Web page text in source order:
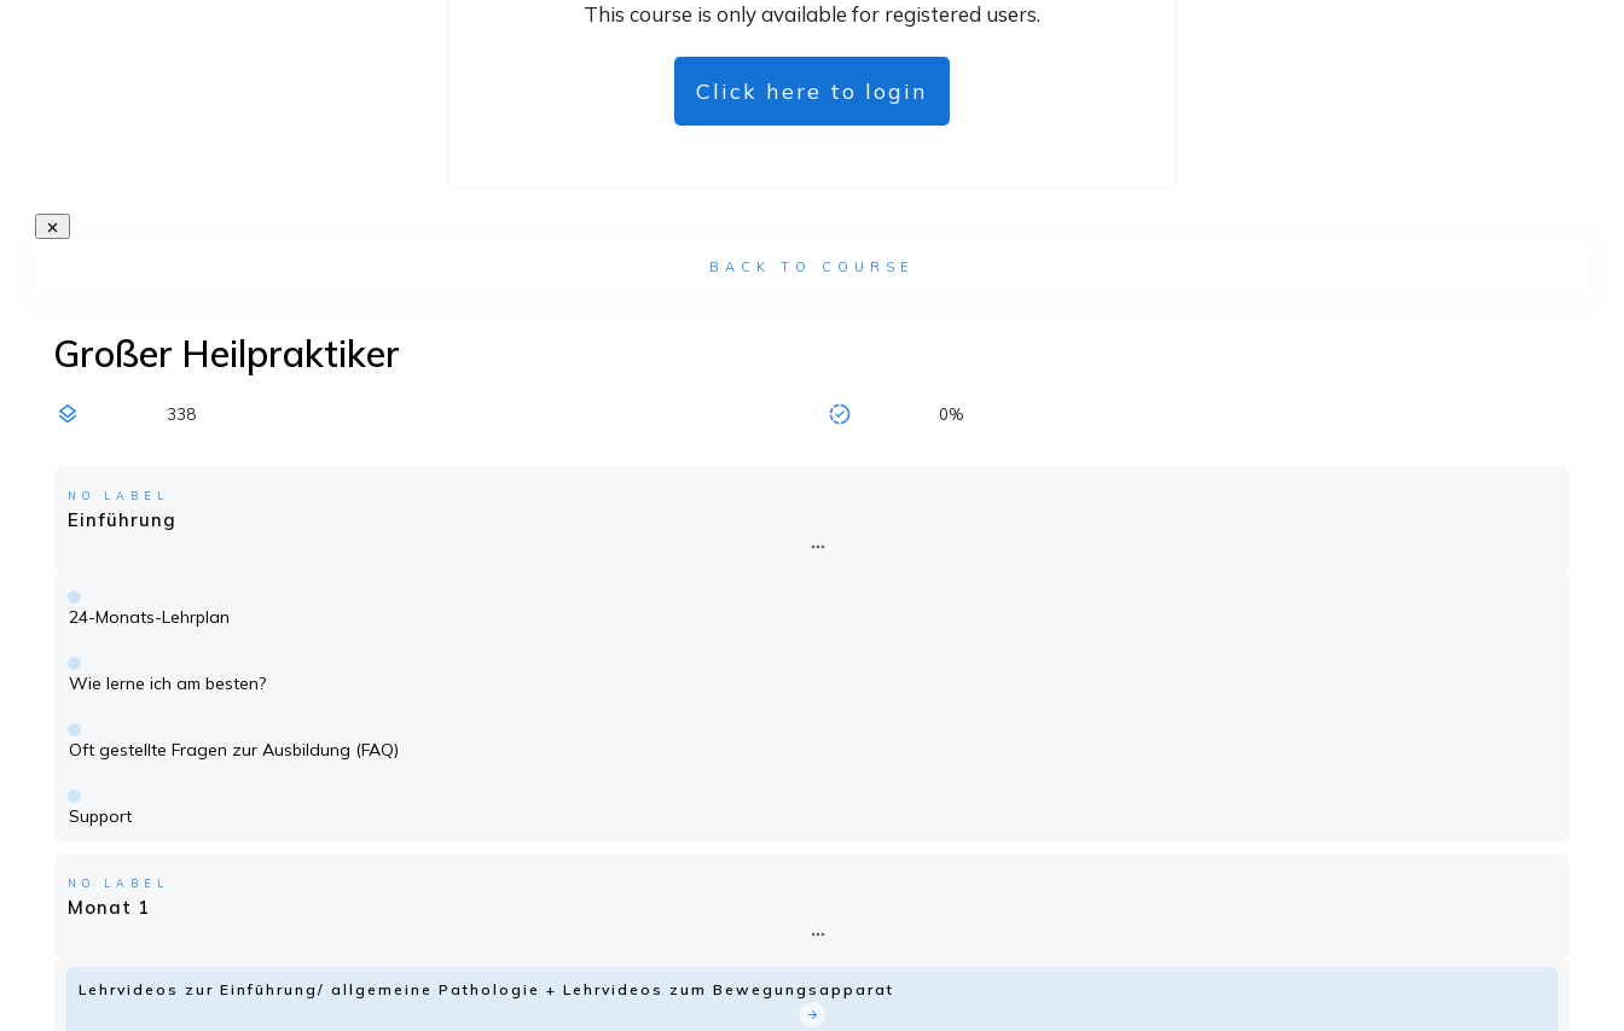
This course is only available for registered users.
Click here to login
BACK TO COURSE
Großer Heilpraktiker
338 0%
NO LABEL
Einführung
24-Monats-Lehrplan
Wie lerne ich am besten?
Oft gestellte Fragen zur Ausbildung (FAQ)
Support
NO LABEL
Monat 1
Lehrvideos zur Einführung/ allgemeine Pathologie + Lehrvideos zum Bewegungsapparat